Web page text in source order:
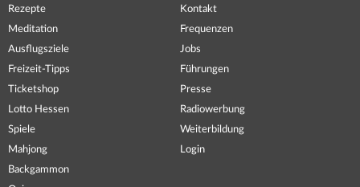
Rezepte
Meditation
Ausflugsziele
Freizeit-Tipps
Ticketshop
Lotto Hessen
Spiele
Mahjong
Backgammon
Kontakt
Frequenzen
Jobs
Führungen
Presse
Radiowerbung
Weiterbildung
Login